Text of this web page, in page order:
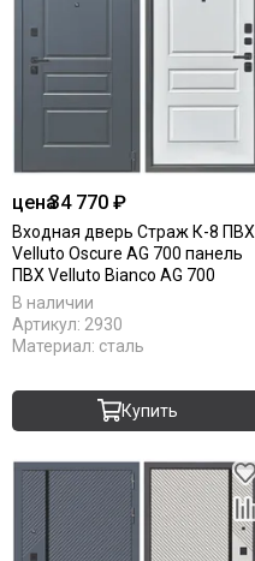
цена34 770 ₽
Входная дверь Страж К-8 ПВХ
Velluto Oscure AG 700 панель
ПВХ Velluto Bianco AG 700
В наличии
Артикул: 2930
Материал: сталь
Купить